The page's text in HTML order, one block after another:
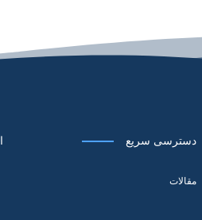
دسترسی سریع
مقالات